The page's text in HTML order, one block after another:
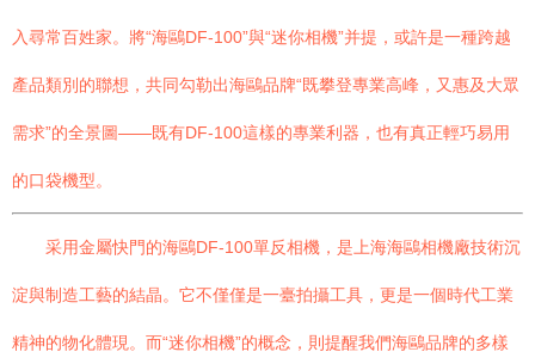
入尋常百姓家。將“海鷗DF-100”與“迷你相機”并提，或許是一種跨越
產品類別的聯想，共同勾勒出海鷗品牌“既攀登專業高峰，又惠及大眾
需求”的全景圖——既有DF-100這樣的專業利器，也有真正輕巧易用
的口袋機型。
采用金屬快門的海鷗DF-100單反相機，是上海海鷗相機廠技術沉
淀與制造工藝的結晶。它不僅僅是一臺拍攝工具，更是一個時代工業
精神的物化體現。而“迷你相機”的概念，則提醒我們海鷗品牌的多樣